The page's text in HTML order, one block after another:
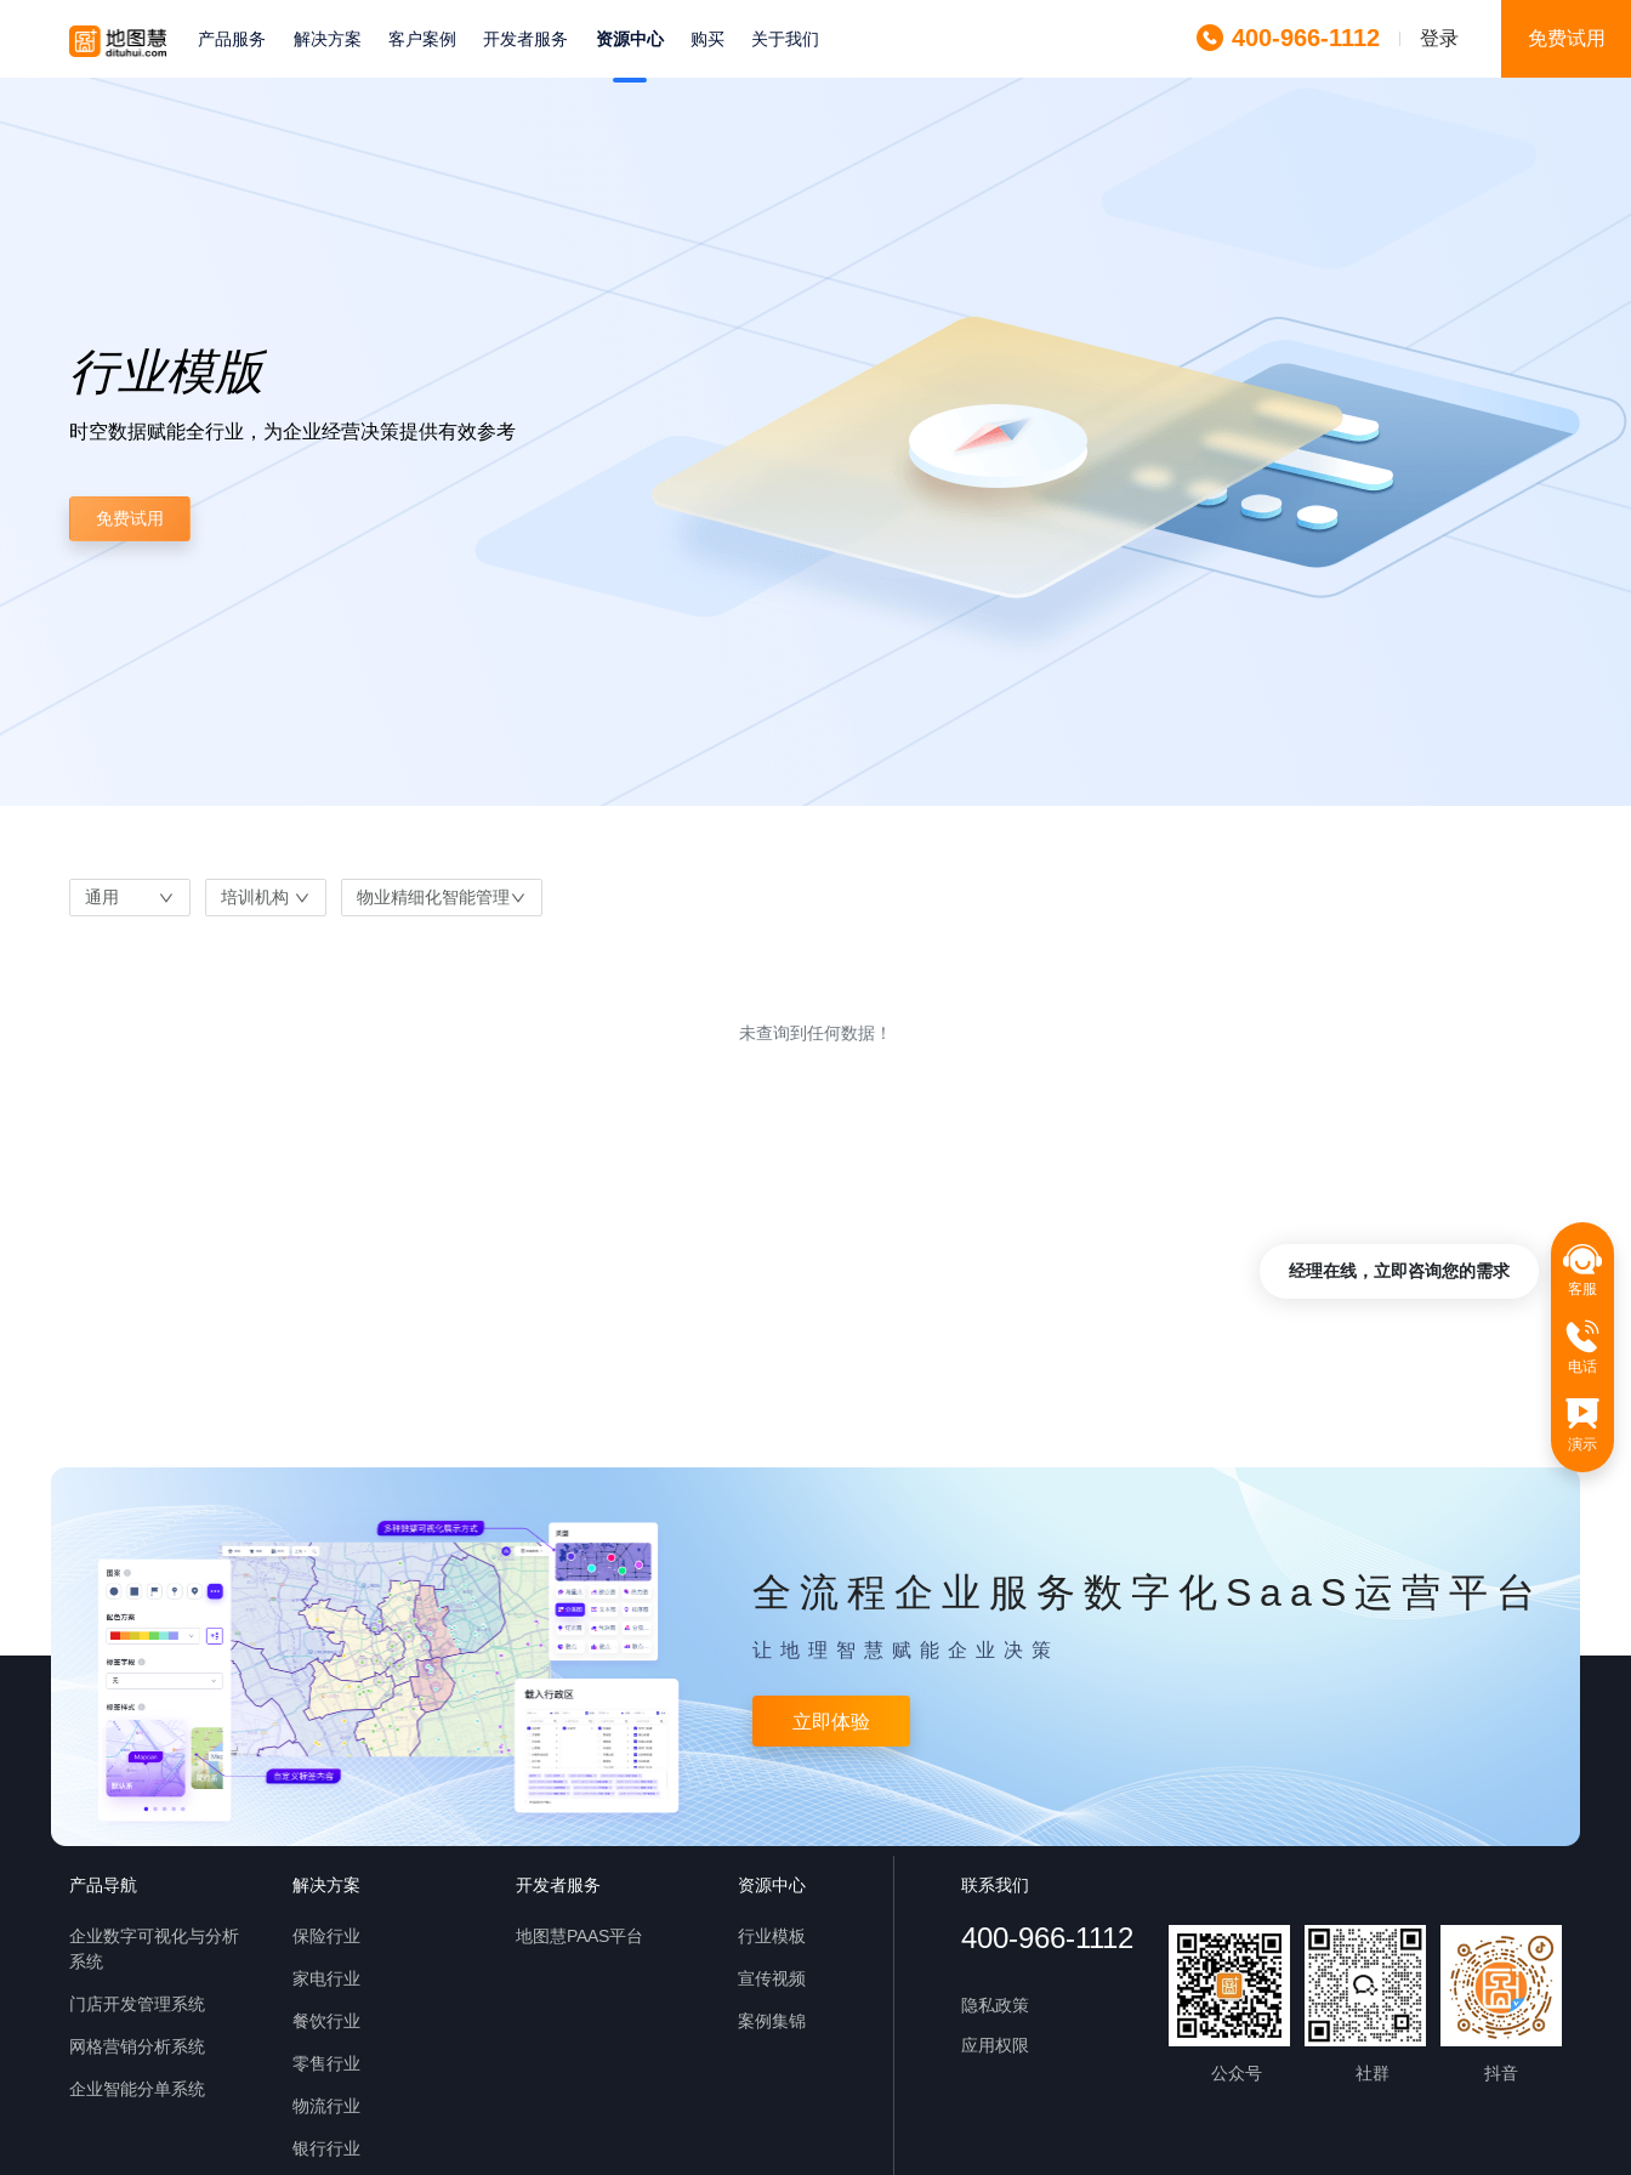
产品服务 解决方案 客户案例 开发者服务 资源中心 购买 关于我们 400-966-1112 登录 免费试用
行业模版
时空数据赋能全行业，为企业经营决策提供有效参考
免费试用
通用 培训机构 物业精细化智能管理
未查询到任何数据！
全流程企业服务数字化SaaS运营平台
让地理智慧赋能企业决策
立即体验
产品导航
企业数字可视化与分析
系统
门店开发管理系统
网格营销分析系统
企业智能分单系统
解决方案
保险行业
家电行业
餐饮行业
零售行业
物流行业
银行行业
开发者服务
地图慧PAAS平台
资源中心
行业模板
宣传视频
案例集锦
联系我们
400-966-1112
隐私政策
应用权限
公众号
社群 抖音
客服
电话
演示
经理在线，立即咨询您的需求